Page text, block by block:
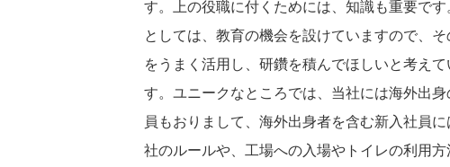
す。上の役職に付くためには、知識も重要です
としては、教育の機会を設けていますので、そ
をうまく活用し、研鑽を積んでほしいと考えて
す。ユニークなところでは、当社には海外出身
員もおりまして、海外出身者を含む新入社員に
社のルールや、工場への入場やトイレの利用方